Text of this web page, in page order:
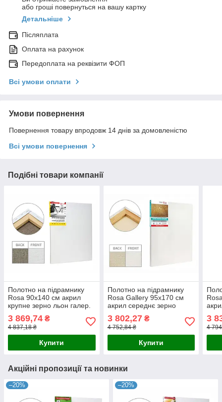
або гроші повернуться на вашу картку
Детальніше
Післяплата
Оплата на рахунок
Передоплата на реквізити ФОП
Всі умови оплати
Умови повернення
Повернення товару впродовж 14 днів за домовленістю
Всі умови повернення
Подібні товари компанії
Полотно на підрамнику
Rosa 90x140 см акрил
крупне зерно льон галер.
3 869,74 ₴
4 837,18 ₴
Купити
Полотно на підрамнику
Rosa Gallery 95x170 см
акрил середнє зерно
(4820149882895)
3 802,27₴
4 752,84 ₴
Купити
3
4
Акційні пропозиції та новинки
–20% –20%